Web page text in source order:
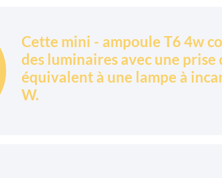
Cette mini - ampoule T6 4w
des luminaires avec une prise
équivalent à une lampe à
W.